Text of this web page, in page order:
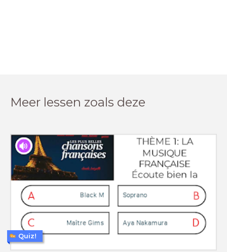
Meer lessen zoals deze
Quiz!